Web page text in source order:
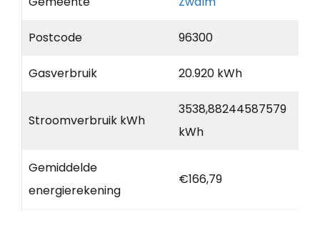
Postcode 96300
Gasverbruik 20.920 kWh
Stroomverbruik kWh
3538,88244587579
kWh
Gemiddelde
energierekening
€166,79